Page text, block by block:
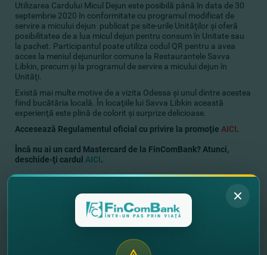
Utilizarea Cardului Micul Dejun este posibilă până în data de 30
septembrie 2020 în conformitate cu programul modificat de
servire a micului dejun publicat pe site-urile Unităţilor şi oferă
posibilitatea de a lua micul dejun pentru consum în Unitate sau
la pachet. Participantul poate utiliza codul QR pentru a avea
acces la meniul dejunurilor comune la Restaurantele Savva
Libkin, precum şi la programul de servire a micului dejun în
Unităţi.
Există mai multe motive de a vizita Odessa şi unul dintre acestea
fiind bucătăria locală. În locaţiile lui Savva Libkin această
experienţă este plină de colorit şi surprize delicioase.
Accesează Regulamentul oficial cu privire la promoţie AICI.
Încă nu ai un card Mastercard de la FinComBank? Atunci,
deschide-ţi cardul AICI.
Vreai să afli despre toate ofertele
Alte noutăţi